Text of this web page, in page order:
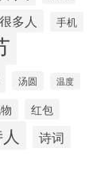
很多人 手机
汤圆 温度
红包
诗词